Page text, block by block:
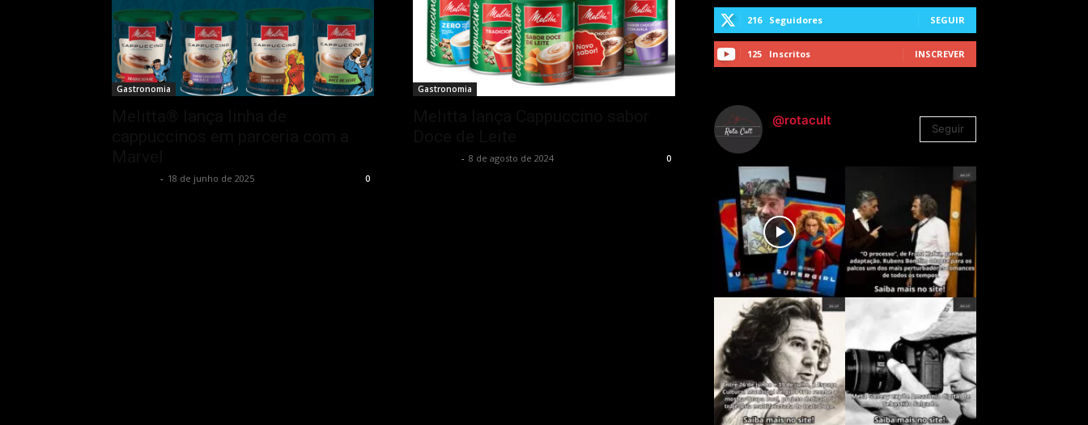
Gastronomia
- 18 de junho de 2025 0
Gastronomia
- 8 de agosto de 2024 0
216 Seguidores SEGUIR
125 Inscritos INSCREVER
@rotacult
Seguir